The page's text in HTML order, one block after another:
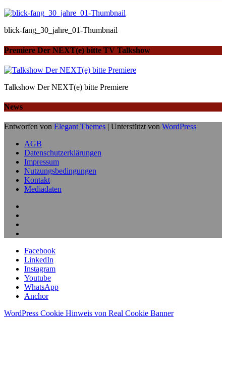
blick-fang_30_jahre_01-Thumbnail
Premiere Der NEXT(e) bitte TV Talkshow
Talkshow Der NEXT(e) bitte Premiere
News
Entworfen von Elegant Themes | Unterstützt von WordPress
AGB
Datenschutzerklärungen
Impressum
Nutzungsbedingungen
Kontakt
Mediadaten
Facebook
LinkedIn
Instagram
Youtube
WhatsApp
Anchor
WordPress Cookie Hinweis von Real Cookie Banner